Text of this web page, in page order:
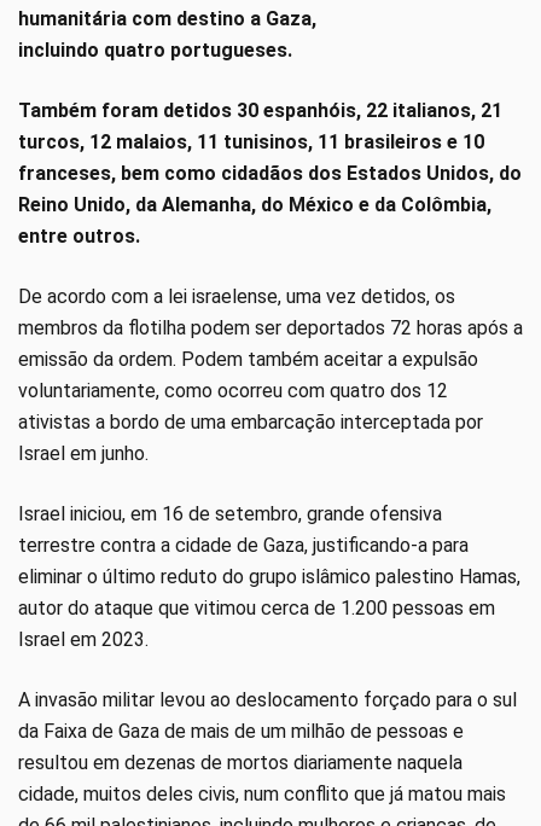
humanitária com destino a Gaza,
incluindo quatro portugueses.
Também foram detidos 30 espanhóis, 22 italianos, 21
turcos, 12 malaios, 11 tunisinos, 11 brasileiros e 10
franceses, bem como cidadãos dos Estados Unidos, do
Reino Unido, da Alemanha, do México e da Colômbia,
entre outros.
De acordo com a lei israelense, uma vez detidos, os
membros da flotilha podem ser deportados 72 horas após a
emissão da ordem. Podem também aceitar a expulsão
voluntariamente, como ocorreu com quatro dos 12
ativistas a bordo de uma embarcação interceptada por
Israel em junho.
Israel iniciou, em 16 de setembro, grande ofensiva
terrestre contra a cidade de Gaza, justificando-a para
eliminar o último reduto do grupo islâmico palestino Hamas,
autor do ataque que vitimou cerca de 1.200 pessoas em
Israel em 2023.
A invasão militar levou ao deslocamento forçado para o sul
da Faixa de Gaza de mais de um milhão de pessoas e
resultou em dezenas de mortos diariamente naquela
cidade, muitos deles civis, num conflito que já matou mais